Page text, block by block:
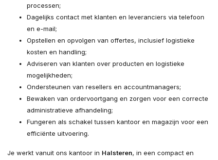
processen;
Dagelijks contact met klanten en leveranciers via telefoon
en e-mail;
Opstellen en opvolgen van offertes, inclusief logistieke
kosten en handling;
Adviseren van klanten over producten en logistieke
mogelijkheden;
Ondersteunen van resellers en accountmanagers;
Bewaken van ordervoortgang en zorgen voor een correcte
administratieve afhandeling;
Fungeren als schakel tussen kantoor en magazijn voor een
efficiënte uitvoering.
Je werkt vanuit ons kantoor in Halsteren, in een compact en